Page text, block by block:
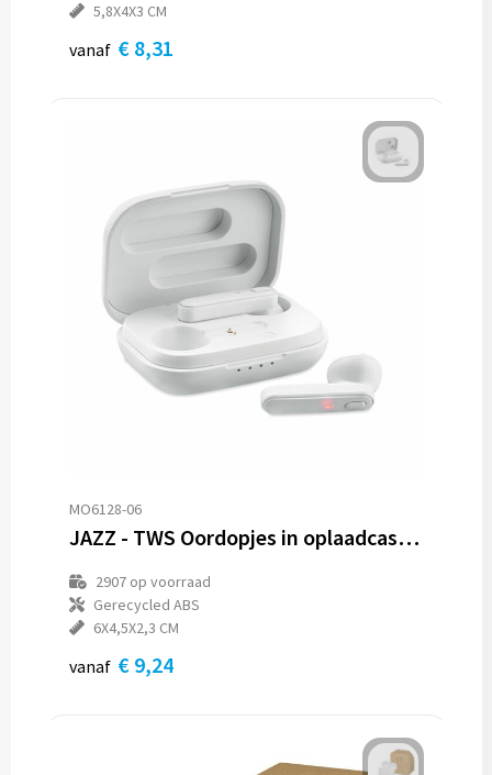
5,8X4X3 CM
vanaf € 8,31
MO6128-06
JAZZ - TWS Oordopjes in oplaadcassette
2907op voorraad
Gerecycled ABS
6X4,5X2,3 CM
vanaf € 9,24